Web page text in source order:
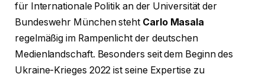
für Internationale Politik an der Universität der
Bundeswehr München steht Carlo Masala
regelmäßig im Rampenlicht der deutschen
Medienlandschaft. Besonders seit dem Beginn des
Ukraine-Krieges 2022 ist seine Expertise zu